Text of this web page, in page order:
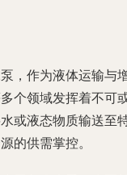
，作为液体运输与
个领域发挥着不可
或液态物质输送至
的供需掌控。